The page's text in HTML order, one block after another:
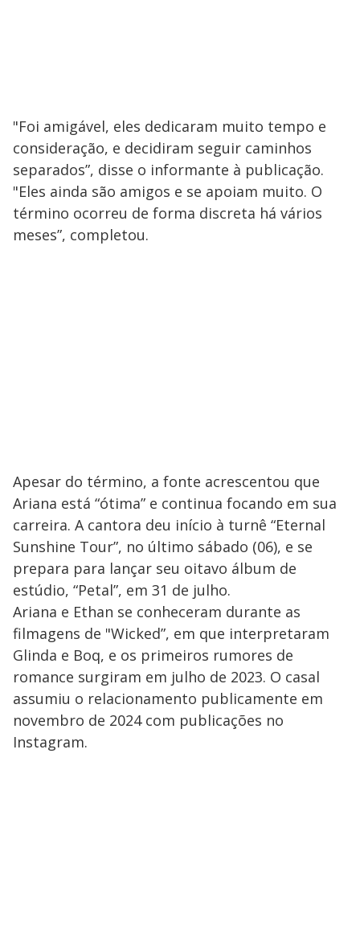
"Foi amigável, eles dedicaram muito tempo e
consideração, e decidiram seguir caminhos
separados”, disse o informante à publicação.
"Eles ainda são amigos e se apoiam muito. O
término ocorreu de forma discreta há vários
meses”, completou.
Apesar do término, a fonte acrescentou que
Ariana está “ótima” e continua focando em sua
carreira. A cantora deu início à turnê “Eternal
Sunshine Tour”, no último sábado (06), e se
prepara para lançar seu oitavo álbum de
estúdio, “Petal”, em 31 de julho.
Ariana e Ethan se conheceram durante as
filmagens de "Wicked”, em que interpretaram
Glinda e Boq, e os primeiros rumores de
romance surgiram em julho de 2023. O casal
assumiu o relacionamento publicamente em
novembro de 2024 com publicações no
Instagram.